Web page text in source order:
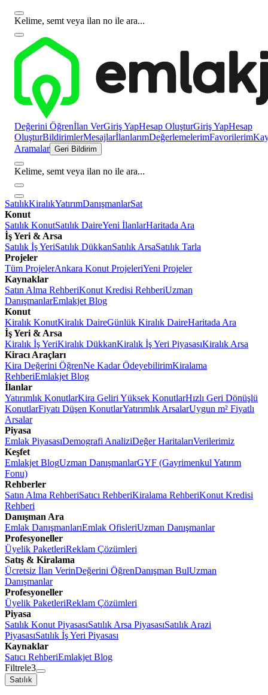
Kelime, semt veya ilan no ile ara...
Değerini Öğrenİlan VerGiriş YapHesap OluşturGiriş YapHesap
OluşturBildirimlerMesajlarİlanlarımDeğerlemelerimFavorilerim
Aramalar Geri Bildirim
Kelime, semt veya ilan no ile ara...
SatılıkKiralıkYatırımDanışmanlarSat
Konut
Satılık KonutSatılık DaireYeni İlanlarHaritada Ara
İş Yeri & Arsa
Satılık İş YeriSatılık DükkanSatılık ArsaSatılık Tarla
Projeler
Tüm ProjelerAnkara Konut ProjeleriYeni Projeler
Kaynaklar
Satın Alma RehberiKonut Kredisi RehberiUzman
DanışmanlarEmlakjet Blog
Konut
Kiralık KonutKiralık DaireGünlük Kiralık DaireHaritada Ara
İş Yeri & Arsa
Kiralık İş YeriKiralık DükkanKiralık İş Yeri PiyasasıKiralık Arsa
Kiracı Araçları
Kira Değerini ÖğrenNe Kadar ÖdeyebilirimKiralama
RehberiEmlakjet Blog
İlanlar
Yatırımlık KonutlarKira Geliri Yüksek KonutlarHızlı Geri Dönüşlü
KonutlarFiyatı Düşen KonutlarYatırımlık ArsalarUygun m² Fiyatlı
Arsalar
Piyasa
Emlak PiyasasıDemografi AnaliziDeğer HaritalarıVerilerimiz
Keşfet
Emlakjet BlogUzman DanışmanlarGYF (Gayrimenkul Yatırım
Fonu)
Rehberler
Satın Alma RehberiSatıcı RehberiKiralama RehberiKonut Kredisi
Rehberi
Danışman Ara
Emlak DanışmanlarıEmlak OfisleriUzman Danışmanlar
Profesyoneller
Üyelik PaketleriReklam Çözümleri
Satış & Kiralama
Ücretsiz İlan VerinDeğerini ÖğrenDanışman BulUzman
Danışmanlar
Profesyoneller
Üyelik PaketleriReklam Çözümleri
Piyasa
Satılık Konut PiyasasıSatılık Arsa PiyasasıSatılık Arazi
PiyasasıSatılık İş Yeri Piyasası
Kaynaklar
Satıcı RehberiEmlakjet Blog
Filtrele3
Satılık